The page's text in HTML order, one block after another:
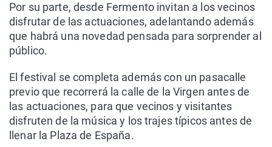
Por su parte, desde Fermento invitan a los vecinos
disfrutar de las actuaciones, adelantando además
que habrá una novedad pensada para sorprender al
público.
El festival se completa además con un pasacalle
previo que recorrerá la calle de la Virgen antes de
las actuaciones, para que vecinos y visitantes
disfruten de la música y los trajes típicos antes de
llenar la Plaza de España.